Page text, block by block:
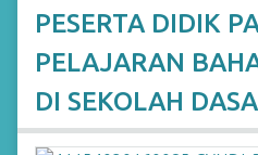
PESERTA DIDIK
PELAJARAN
DI SEKOLAH